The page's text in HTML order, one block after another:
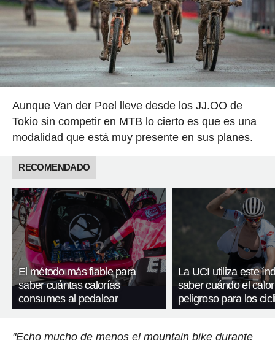
Aunque Van der Poel lleve desde los JJ.OO de
Tokio sin competir en MTB lo cierto es que es una
modalidad que está muy presente en sus planes.
RECOMENDADO
El método más fiable para
saber cuántas calorías
consumes al pedalear
La UCI utiliza este
saber cuándo el
peligroso para los
"Echo mucho de menos el mountain bike durante